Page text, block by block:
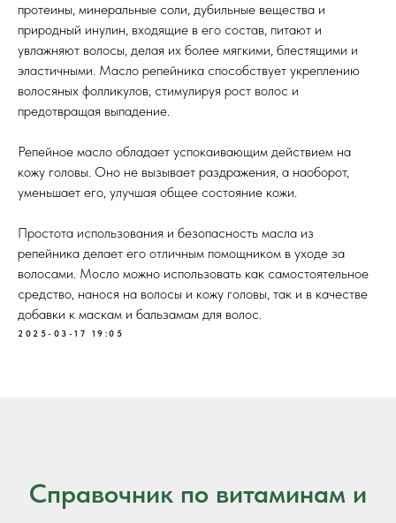
протеины, минеральные соли, дубильные вещества и
природный инулин, входящие в его состав, питают и
увлажняют волосы, делая их более мягкими, блестящими и
эластичными. Масло репейника способствует укреплению
волосяных фолликулов, стимулируя рост волос и
предотвращая выпадение.
Репейное масло обладает успокаивающим действием на
кожу головы. Оно не вызывает раздражения, а наоборот,
уменьшает его, улучшая общее состояние кожи.
Простота использования и безопасность масла из
репейника делает его отличным помощником в уходе за
волосами. Мосло можно использовать как самостоятельное
средство, нанося на волосы и кожу головы, так и в качестве
добавки к маскам и бальзамам для волос.
2025-03-17 19:05
Справочник по витаминам и